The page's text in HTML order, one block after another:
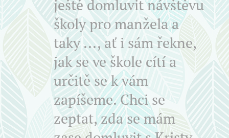
ještě domluvit návštěvu
školy pro manžela a
taky ..., ať i sám řekne,
jak se ve škole cítí a
určitě se k vám
zapíšeme. Chci se
zeptat, zda se mám